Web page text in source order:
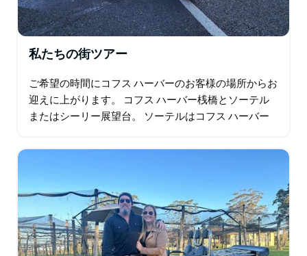
私たちの街ツアー
ご希望の時間にコフス ハーバーのお客様の場所からお
迎えに上がります。 コフス ハーバー桟橋とソーテル
またはシーリー展望台。 ソーテルはコフス ハーバー
コミュニティです…